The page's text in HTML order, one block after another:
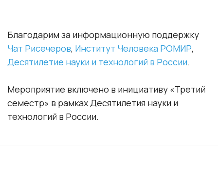
Благодарим за информационную поддержку
Чат Рисечеров, Институт Человека РОМИР,
Десятилетие науки и технологий в России.
Мероприятие включено в инициативу «Третий
семестр» в рамках Десятилетия науки и
технологий в России.